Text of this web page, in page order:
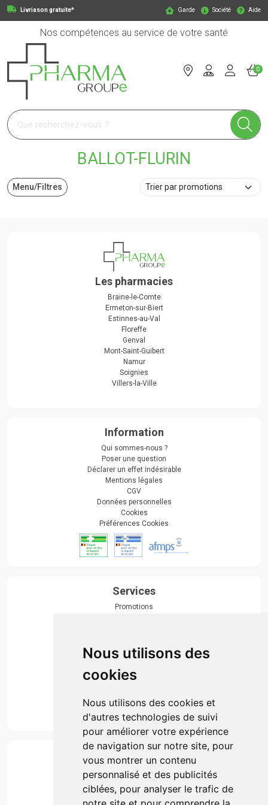
Nous utilisons des
cookies
Nous utilisons des cookies et
d'autres technologies de suivi
pour améliorer votre expérience
de navigation sur notre site, pour
vous montrer un contenu
personnalisé et des publicités
ciblées, pour analyser le trafic de
Livriason gratuite* Garde Société Aide
Nos compétences au service de votre santé
Pharmagroupe Votre pharmacie en ligne à votre service
0
BALLOT-FLURIN
Menu/Filtres
Les pharmacies
Braine-le-Comte
Ermeton-sur-Biert
Estinnes-au-Val
Floreffe
Genval
Mont-Saint-Guibert
Namur
Soignies
Villers-la-Ville
Information
Qui sommes-nous ?
Poser une question
Déclarer un effet indésirable
Mentions légales
CGV
Données personnelles
Cookies
Préférences Cookies
Services
Promotions
Actualités & conseils
Événements
Marques
Suivez-nous
Paiement
Simple, rapide et 100% sécurisé